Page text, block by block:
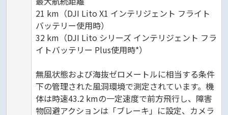
21 km（DJI Lito X1 インテリジェント フライト
バッテリー使用時）
32 km（DJI Lito シリーズ インテリジェント フラ
イトバッテリー Plus使用時*）
無風状態および海抜ゼロメートルに相当する条件
下の管理された風洞環境で測定されています。機
体は時速43.2 kmの一定速度で前方飛行し、障害
物回避アクションは「ブレーキ」に設定、カメラ